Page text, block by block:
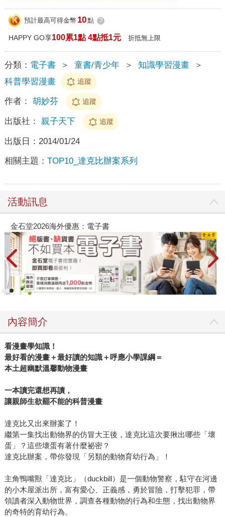
預計最高可得金幣 10點 ?
HAPPY GO享100累1點 4點抵1元 折抵無上限
分類： 電子書 ＞ 童書/青少年 ＞ 知識學習漫畫
＞
科普學習漫畫
追蹤
作者： 胡妙芬 追蹤
出版社： 親子天下 追蹤
出版日： 2014/01/24
相關主題： TOP10_達克比辦案系列
活動訊息
金石堂2026海外優惠：電子書
內容簡介
看漫畫學知識！
最好看的漫畫＋最好讀的知識＋呼應小學課綱＝
本土超幽默溫馨動物漫畫
一本讀完還想再讀，
讓親師生欲罷不能的科普漫畫
達克比又出來辦案了！
繼第一集找出動物界的仿冒大王後，達克比這次要揪出哪些「壞
蛋」？這些壞蛋有著什麼祕密？
達克比辦案，帶你發現「另類的動物育幼行為」！
主角鴨嘴獸「達克比」（duckbill）是一個動物警察，駐守在河邊
的小木屋派出所，富有愛心、正義感，勇於冒險，打擊犯罪，帶
領讀者深入動物世界，調查各種動物的行為和生態，找出動物界
的奇特的育幼行為。